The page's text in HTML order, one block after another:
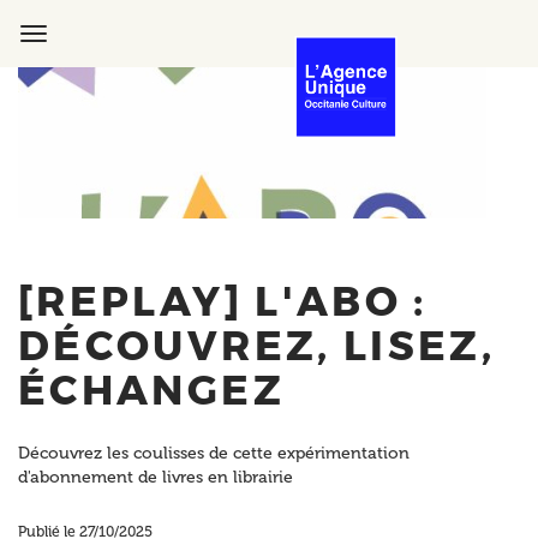
principal
navigation
[REPLAY] L'ABO :
DÉCOUVREZ, LISEZ,
ÉCHANGEZ
Découvrez les coulisses de cette expérimentation
d'abonnement de livres en librairie
Publié le 27/10/2025